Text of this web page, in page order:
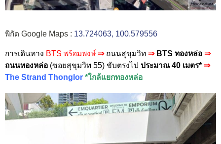
พิกัด Google Maps : 13.724063, 100.579556
การเดินทาง BTS พร้อมพงษ์ ⇒ ถนนสุขุมวิท ⇒ BTS ทองหล่อ ⇒
ถนนทองหล่อ (ซอยสุขุมวิท 55) ขับตรงไป ประมาณ 40 เมตร* ⇒
The Strand Thonglor *ใกล้แยกทองหล่อ